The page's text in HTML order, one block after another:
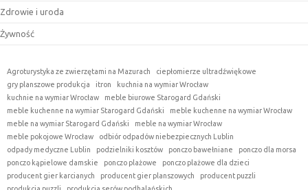
Zdrowie i uroda
Żywność
Agroturystyka ze zwierzętami na Mazurach
ciepłomierze ultradźwiękowe
gry planszowe produkcja
itron
kuchnia na wymiar Wrocław
kuchnie na wymiar Wrocław
meble biurowe Starogard Gdański
meble kuchenne na wymiar Starogard Gdański
meble kuchenne na wymiar Wrocław
meble na wymiar Starogard Gdański
meble na wymiar Wrocław
meble pokojowe Wrocław
odbiór odpadów niebezpiecznych Lublin
odpady medyczne Lublin
podzielniki kosztów ponczo bawełniane
ponczo dla morsa
ponczo kąpielowe damskie
ponczo plażowe
ponczo plażowe dla dzieci
producent gier karcianych
producent gier planszowych
producent puzzli